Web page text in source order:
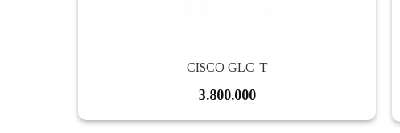
CISCO GLC-T
3.800.000